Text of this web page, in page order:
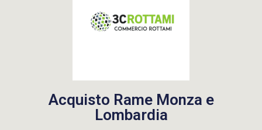
Acquisto Rame Monza e
Lombardia